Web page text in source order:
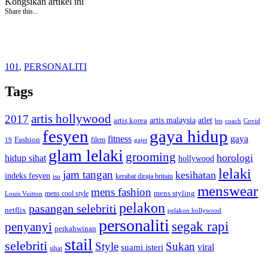
Share this...
101 , PERSONALITI
Tags
2017 artis hollywood artis korea artis malaysia atlet bts coach Covid
19 Fashion fesyen filem fitness gajet gaya hidup gaya
hidup sihat glam lelaki grooming hollywood horologi
indeks fesyen isu jam tangan kerabat diraja britain kesihatan lelaki
Louis Vuitton mens cool style mens fashion mens styling menswear
netflix pasangan selebriti pelakon pelakon hollywood
penyanyi perkahwinan personalitisegak rapi
selebriti sihat stail Style suami isteri Sukan viral